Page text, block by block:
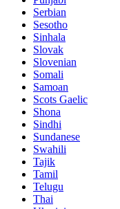
Serbian
Sesotho
Sinhala
Slovak
Slovenian
Somali
Samoan
Scots Gaelic
Shona
Sindhi
Sundanese
Swahili
Tajik
Tamil
Telugu
Thai